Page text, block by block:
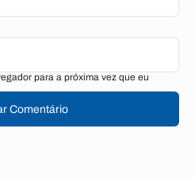
para a próxima vez que eu
Comentário